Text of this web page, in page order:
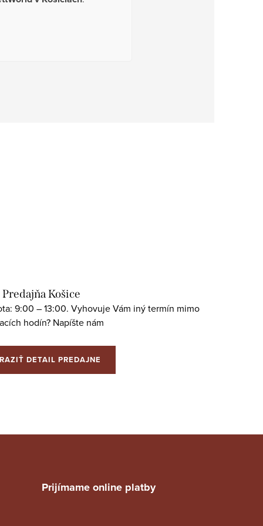
Predajňa Košice
9:00 – 13:00. Vyhovuje Vám iný termín mimo
hodín? Napíšte nám
DETAIL PREDAJNE
Prijímame online platby